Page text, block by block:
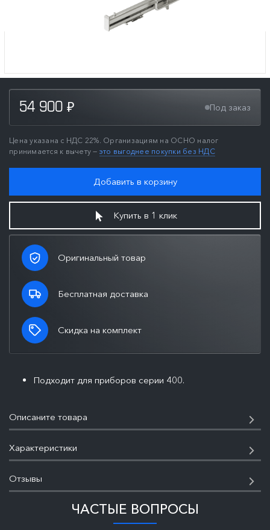
54 900 ₽ Под заказ
Цена указана с НДС 22%. Организациям на ОСНО налог
принимается к вычету — это выгоднее покупки без НДС
Добавить в корзину
Купить в 1 клик
Оригинальный товар
Бесплатная доставка
Скидка на комплект
Подходит для приборов серии 400.
Описаните товара
Характеристики
Отзывы
ЧАСТЫЕ ВОПРОСЫ